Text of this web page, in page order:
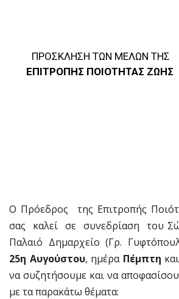
ΠΡΟΣΚΛΗΣΗ ΤΩΝ ΜΕΛΩΝ ΤΗΣ
ΕΠΙΤΡΟΠΗΣ ΠΟΙΟΤΗΤΑΣ ΖΩΗΣ
Ο Πρόεδρος της Επιτροπής
σας καλεί σε συνεδρίαση του
Παλαιό Δημαρχείο (Γρ.
25η Αυγούστου, ημέρα Πέμπτη
να συζητήσουμε και να
με τα παρακάτω θέματα: